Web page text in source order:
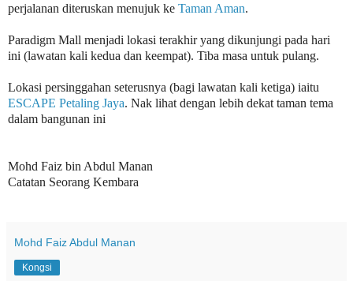
perjalanan diteruskan menujuk ke Taman Aman.
Paradigm Mall menjadi lokasi terakhir yang dikunjungi pada hari
ini (lawatan kali kedua dan keempat). Tiba masa untuk pulang.
Lokasi persinggahan seterusnya (bagi lawatan kali ketiga) iaitu
ESCAPE Petaling Jaya. Nak lihat dengan lebih dekat taman tema
dalam bangunan ini
Mohd Faiz bin Abdul Manan
Catatan Seorang Kembara
Mohd Faiz Abdul Manan
Kongsi